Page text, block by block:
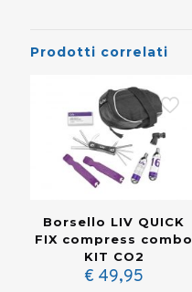
Prodotti correlati
Borsello LIV QUICK
FIX compress combo
KIT CO2
€ 49,95